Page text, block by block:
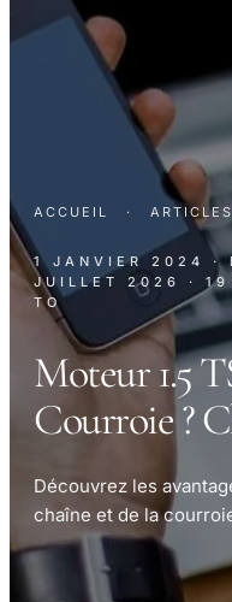
ACCUEIL · ARTICLES
1 JANVIER 2024 ·
JUILLET 2026
·
TO
Moteur 1.5
Courroie ?
Découvrez les
chaîne et de la